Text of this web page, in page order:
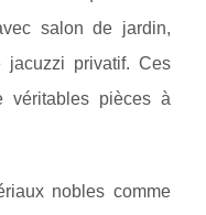
salon de jardin,
jacuzzi privatif. Ces
véritables pièces à
nobles comme